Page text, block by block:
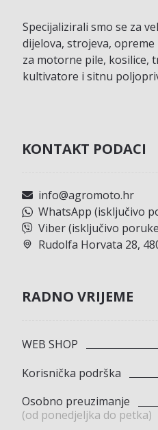
Specijalizirali smo se za
dijelova, strojeva,
za motorne pile, kosilice,
kultivatore i sitnu
KONTAKT PODACI
info@agromoto.hr
WhatsApp (isključivo
Viber (isključivo
Rudolfa Horvata 28,
RADNO VRIJEME
WEB SHOP
Korisnička podrška
Osobno preuzimanje
(od ponedjeljka do petka)